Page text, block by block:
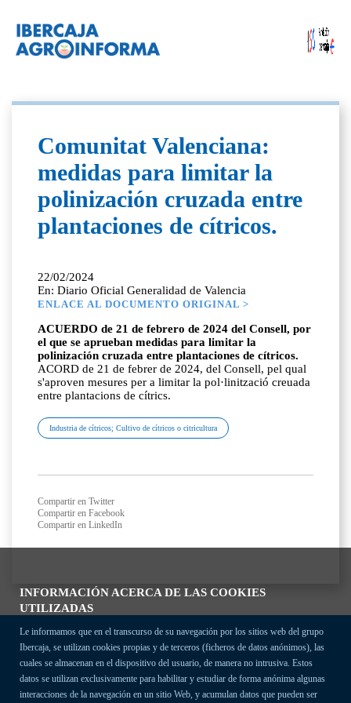
INFORMACIÓN ACERCA DE LAS COOKIES
UTILIZADAS
Le informamos que en el transcurso de su navegación por los sitios web del grupo
Ibercaja, se utilizan cookies propias y de terceros (ficheros de datos anónimos), las
cuales se almacenan en el dispositivo del usuario, de manera no intrusiva. Estos
datos se utilizan exclusivamente para habilitar y estudiar de forma anónima algunas
interacciones de la navegación en un sitio Web, y acumulan datos que pueden ser
Comunitat Valenciana:
medidas para limitar la
polinización cruzada entre
plantaciones de cítricos.
22/02/2024
En: Diario Oficial Generalidad de Valencia
ENLACE AL DOCUMENTO ORIGINAL >
ACUERDO de 21 de febrero de 2024 del Consell, por
el que se aprueban medidas para limitar la
polinización cruzada entre plantaciones de cítricos.
ACORD de 21 de febrer de 2024, del Consell, pel qual
s'aproven mesures per a limitar la pol·linització creuada
entre plantacions de cítrics.
Industria de cítricos; Cultivo de cítricos o citricultura
Compartir en Twitter
Compartir en Facebook
Compartir en LinkedIn